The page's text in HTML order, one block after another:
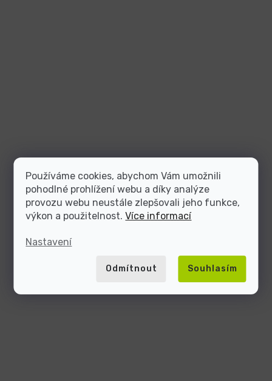
Používáme cookies, abychom Vám umožnili
pohodlné prohlížení webu a díky analýze
provozu webu neustále zlepšovali jeho funkce,
výkon a použitelnost.Více informací
Nastavení
Odmítnout Souhlasím